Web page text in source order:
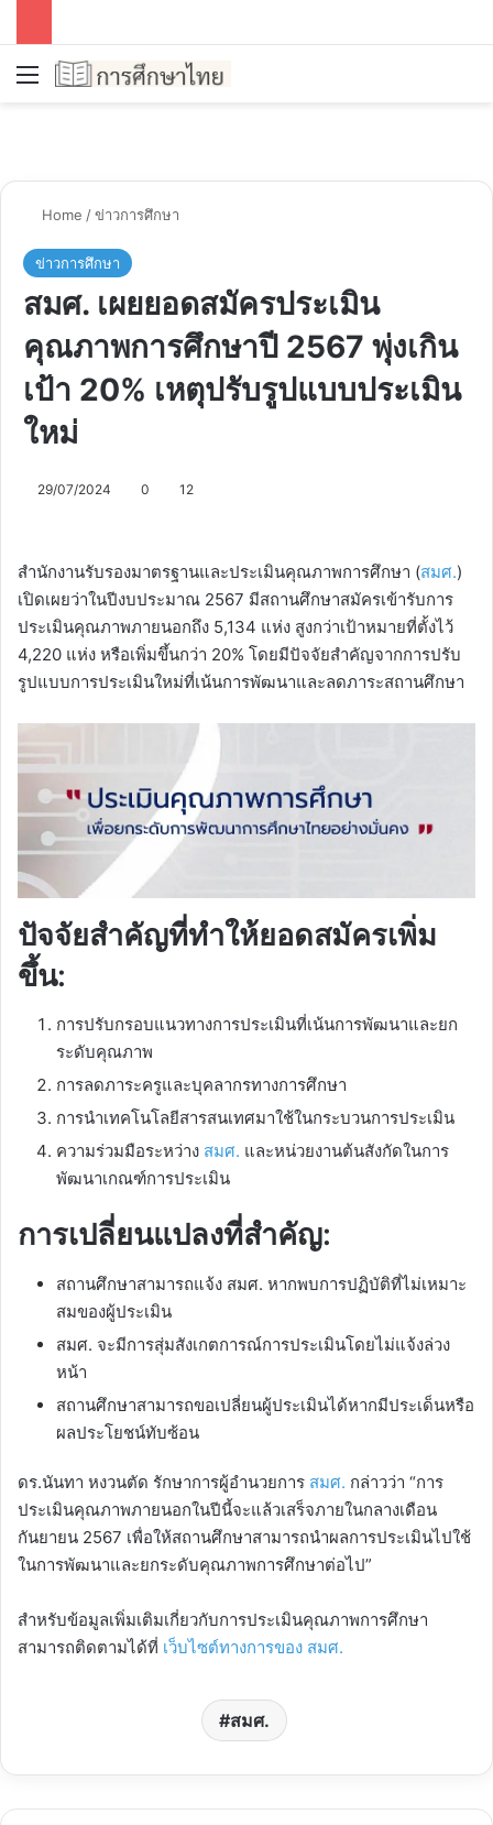
Menu
Home /ข่าวการศึกษา
ข่าวการศึกษา
สมศ. เผยยอดสมัครประเมิน
คุณภาพการศึกษาปี 2567 พุ่งเกิน
เป้า 20% เหตุปรับรูปแบบประเมิน
ใหม่
29/07/2024 0 12
สำนักงานรับรองมาตรฐานและประเมินคุณภาพการศึกษา (สมศ.)
เปิดเผยว่าในปีงบประมาณ 2567 มีสถานศึกษาสมัครเข้ารับการ
ประเมินคุณภาพภายนอกถึง 5,134 แห่ง สูงกว่าเป้าหมายที่ตั้งไว้
4,220 แห่ง หรือเพิ่มขึ้นกว่า 20% โดยมีปัจจัยสำคัญจากการปรับ
รูปแบบการประเมินใหม่ที่เน้นการพัฒนาและลดภาระสถานศึกษา
ปัจจัยสำคัญที่ทำให้ยอดสมัครเพิ่ม
ขึ้น:
การปรับกรอบแนวทางการประเมินที่เน้นการพัฒนาและยก
ระดับคุณภาพ
การลดภาระครูและบุคลากรทางการศึกษา
การนำเทคโนโลยีสารสนเทศมาใช้ในกระบวนการประเมิน
ความร่วมมือระหว่าง สมศ. และหน่วยงานต้นสังกัดในการ
พัฒนาเกณฑ์การประเมิน
การเปลี่ยนแปลงที่สำคัญ:
สถานศึกษาสามารถแจ้ง สมศ. หากพบการปฏิบัติที่ไม่เหมาะ
สมของผู้ประเมิน
สมศ. จะมีการสุ่มสังเกตการณ์การประเมินโดยไม่แจ้งล่วง
หน้า
สถานศึกษาสามารถขอเปลี่ยนผู้ประเมินได้หากมีประเด็นหรือ
ผลประโยชน์ทับซ้อน
ดร.นันทา หงวนตัด รักษาการผู้อำนวยการ สมศ. กล่าวว่า “การ
ประเมินคุณภาพภายนอกในปีนี้จะแล้วเสร็จภายในกลางเดือน
กันยายน 2567 เพื่อให้สถานศึกษาสามารถนำผลการประเมินไปใช้
ในการพัฒนาและยกระดับคุณภาพการศึกษาต่อไป”
สำหรับข้อมูลเพิ่มเติมเกี่ยวกับการประเมินคุณภาพการศึกษา
สามารถติดตามได้ที่ เว็บไซต์ทางการของ สมศ.
สมศ.